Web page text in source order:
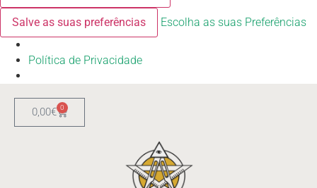
Salve as suas preferências Escolha as suas Preferências
Política de Privacidade
0,00€ 0